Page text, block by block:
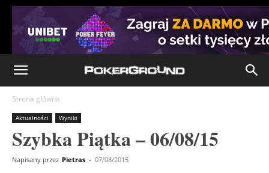
Strona główna
Aktualności Wyniki
Szybka Piątka – 06/08/15
Napisany przez Pietras - 07/08/2015